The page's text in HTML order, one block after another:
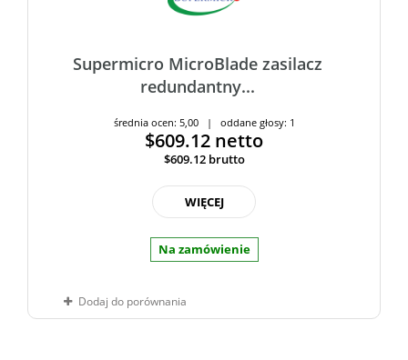
Supermicro MicroBlade zasilacz
redundantny...
średnia ocen: 5,00 | oddane głosy: 1
$609.12 netto
$609.12 brutto
WIĘCEJ
Na zamówienie
Dodaj do porównania